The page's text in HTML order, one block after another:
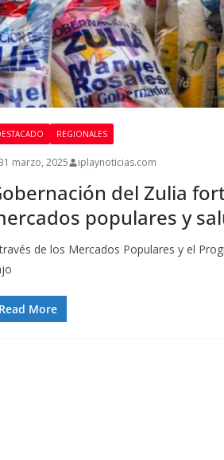
REGIONALES
marzo, 2025 iplaynoticias.com
del Zulia
populares y
de los Mercados Populares y el
Read More